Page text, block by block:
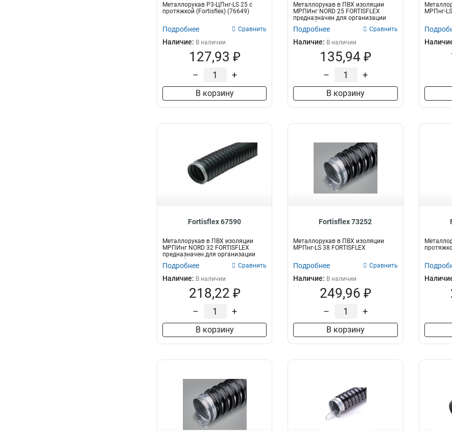
Металлорукав Р3-ЦПнг-LS 25 с
протяжкой (Fortisflex) (76649)
Подробнее Сравнить
Наличие: В наличии
127,93 ₽
– +
В корзину
Металлорукав в ПВХ изоляции
МРПИнг NORD 25 FORTISFLEX
предназначен для организации
скрытой и от...
Подробнее Сравнить
Наличие: В наличии
135,94 ₽
– +
В корзину
МРПнг-
Fortisflex 67590
Металлорукав в ПВХ изоляции
МРПИнг NORD 32 FORTISFLEX
предназначен для организации
скрытой и от...
Подробнее Сравнить
Наличие: В наличии
218,22 ₽
– +
В корзину
Fortisflex 73252
Металлорукав в ПВХ изоляции
МРПнг-LS 38 FORTISFLEX
Подробнее Сравнить
Наличие: В наличии
249,96 ₽
– +
В корзину